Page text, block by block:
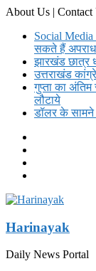
About Us | Contact
Social
सकते हैं
झारखंड छात्र
उत्तराखंड
गुप्ता का
लौटाये
डॉलर के सामने
Harinayak
Daily News Portal